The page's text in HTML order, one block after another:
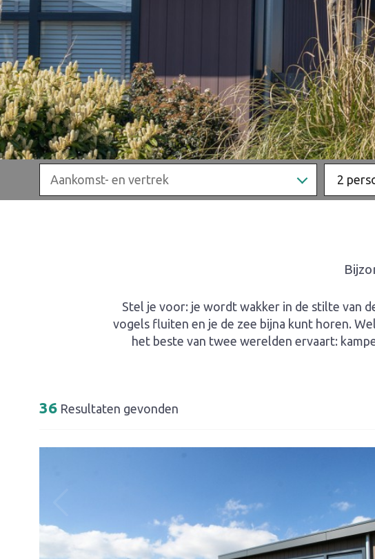
2
Stel je voor: je wordt wakker in de stilte van
vogels fluiten en je de zee bijna kunt horen.
het beste van twee werelden ervaart:
36 Resultaten gevonden